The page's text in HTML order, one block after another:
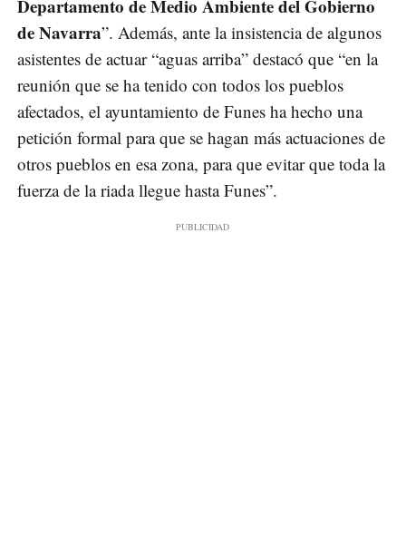
Departamento de Medio Ambiente del Gobierno
de Navarra”. Además, ante la insistencia de algunos
asistentes de actuar “aguas arriba” destacó que “en la
reunión que se ha tenido con todos los pueblos
afectados, el ayuntamiento de Funes ha hecho una
petición formal para que se hagan más actuaciones de
otros pueblos en esa zona, para que evitar que toda la
fuerza de la riada llegue hasta Funes”.